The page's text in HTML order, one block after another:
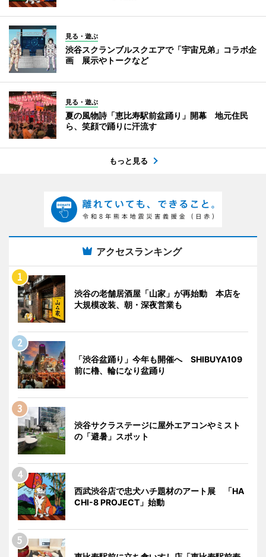
見る・遊ぶ
渋谷スクランブルスクエアで「宇宙兄弟」コラボ企
画 展示やトークなど
見る・遊ぶ
夏の風物詩「恵比寿駅前盆踊り」開幕 地元住民
ら、笑顔で踊りに汗流す
もっと見る
アクセスランキング
渋谷の老舗居酒屋「山家」が再始動 本店を
大規模改装、朝・深夜営業も
「渋谷盆踊り」今年も開催へ SHIBUYA109
前に櫓、輪になり盆踊り
渋谷サクラステージに屋外エアコンやミスト
の「避暑」スポット
西武渋谷店で忠犬ハチ題材のアート展 「HA
CHI-8 PROJECT」始動